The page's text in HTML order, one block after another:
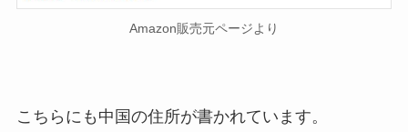
Amazon販売元ページより
こちらにも中国の住所が書かれています。